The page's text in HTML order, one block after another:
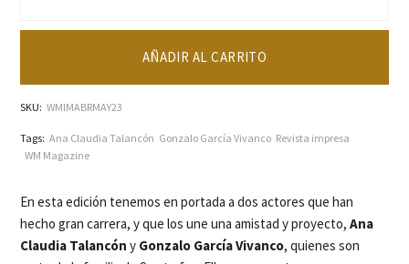
En esta edición tenemos en portada a dos actores que han
hecho gran carrera, y que los une una amistad y proyecto,Ana
Claudia Talancón y Gonzalo García Vivanco, quienes son
AÑADIR AL CARRITO
SKU: WMIMABRMAY23
Tags: Ana Claudia Talancón Gonzalo García Vivanco Revista impresa
WM Magazine